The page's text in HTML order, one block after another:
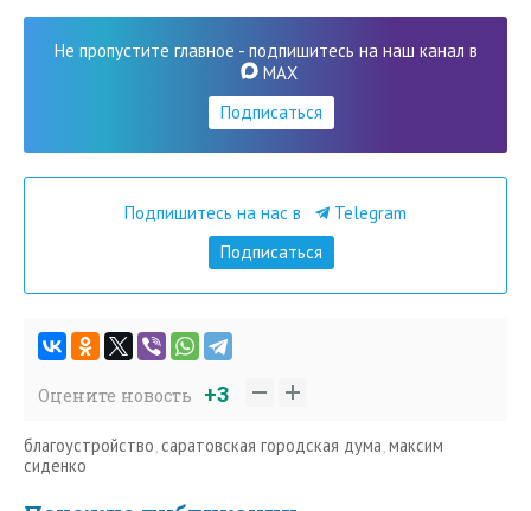
Не пропустите главное - подпишитесь на наш канал в
MAX
Подписаться
Подпишитесь на нас в
Telegram
Подписаться
Оцените новость +3
благоустройство, саратовская городская дума,максим
сиденко